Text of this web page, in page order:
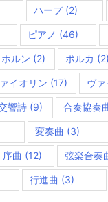
ハープ(2)
ピアノ (46)
ホルン (2) ポルカ (2)
イオリン (17) ヴ
響詩(9) 合奏協奏
変奏曲 (3)
序曲 (12) 弦楽合奏
行進曲 (3)